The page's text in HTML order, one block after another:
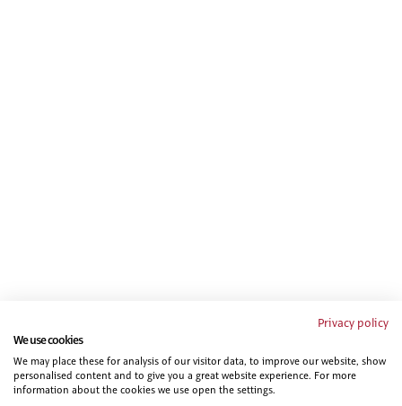
Privacy policy
We use cookies
We may place these for analysis of our visitor data, to improve our website, show
personalised content and to give you a great website experience. For more
information about the cookies we use open the settings.